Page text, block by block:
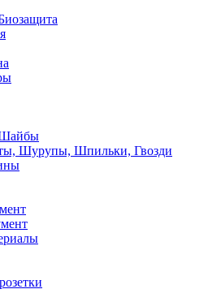
Шурупы, Шпильки, Гвозди